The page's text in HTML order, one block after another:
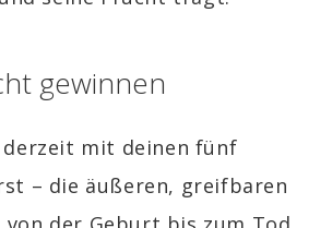
gewinnen
derzeit mit deinen fünf
– die äußeren, greifbaren